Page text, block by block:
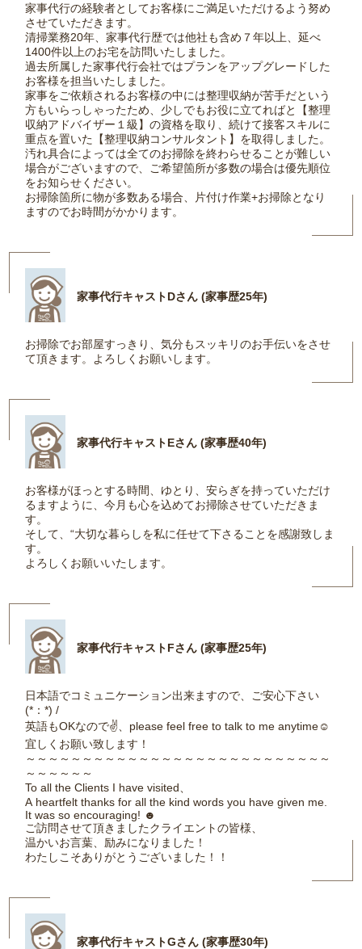
家事代行の経験者としてお客様にご満足いただけるよう努め
させていただきます。
清掃業務20年、家事代行歴では他社も含め７年以上、延べ
1400件以上のお宅を訪問いたしました。
過去所属した家事代行会社ではプランをアップグレードした
お客様を担当いたしました。
家事をご依頼されるお客様の中には整理収納が苦手だという
方もいらっしゃったため、少しでもお役に立てればと【整理
収納アドバイザー１級】の資格を取り、続けて接客スキルに
重点を置いた【整理収納コンサルタント】を取得しました。
汚れ具合によっては全てのお掃除を終わらせることが難しい
場合がございますので、ご希望箇所が多数の場合は優先順位
をお知らせください。
お掃除箇所に物が多数ある場合、片付け作業+お掃除となり
ますのでお時間がかかります。
家事代行キャストDさん (家事歴25年)
お掃除でお部屋すっきり、気分もスッキリのお手伝いをさせ
て頂きます。よろしくお願いします。
家事代行キャストEさん (家事歴40年)
お客様がほっとする時間、ゆとり、安らぎを持っていただけ
るますように、今月も心を込めてお掃除させていただきま
す。
そして、“大切な暮らしを私に任せて下さることを感謝致しま
す。
よろしくお願いいたします。
家事代行キャストFさん (家事歴25年)
日本語でコミュニケーション出来ますので、ご安心下さい
(*：*) /
英語もOKなので✌、please feel free to talk to me anytime☺
宜しくお願い致します！
～～～～～～～～～～～～～～～～～～～～～～～～～～～
～～～～～～
To all the Clients I have visited、
A heartfelt thanks for all the kind words you have given me.
It was so encouraging! ☻
ご訪問させて頂きましたクライエントの皆様、
温かいお言葉、励みになりました！
わたしこそありがとうございました！！
家事代行キャストGさん (家事歴30年)